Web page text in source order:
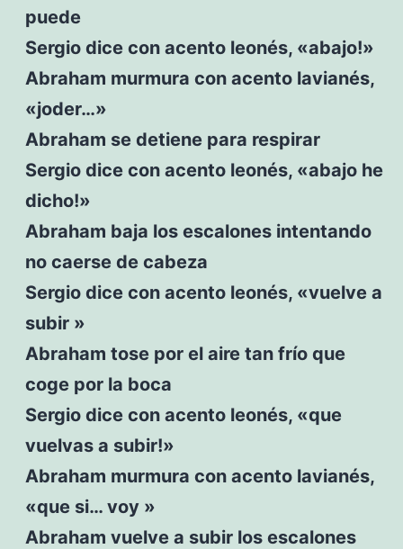
puede
Sergio dice con acento leonés, «abajo!»
Abraham murmura con acento lavianés,
«joder…»
Abraham se detiene para respirar
Sergio dice con acento leonés, «abajo he
dicho!»
Abraham baja los escalones intentando
no caerse de cabeza
Sergio dice con acento leonés, «vuelve a
subir »
Abraham tose por el aire tan frío que
coge por la boca
Sergio dice con acento leonés, «que
vuelvas a subir!»
Abraham murmura con acento lavianés,
«que si… voy »
Abraham vuelve a subir los escalones